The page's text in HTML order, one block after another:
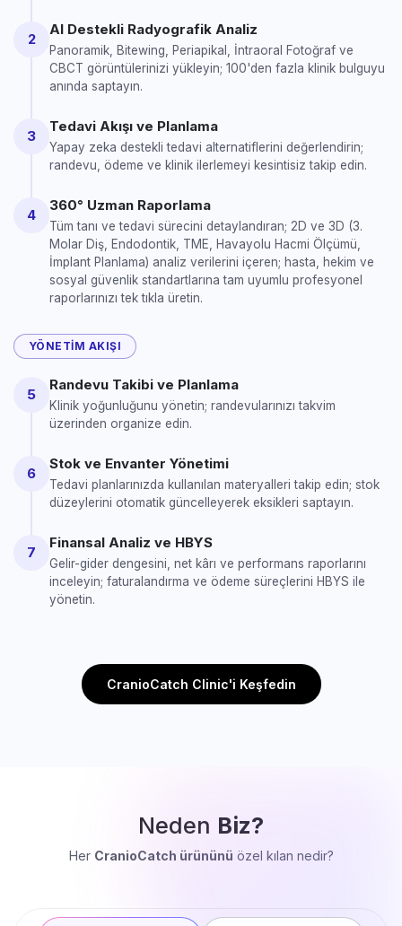
2
AI Destekli Radyografik Analiz
Panoramik, Bitewing, Periapikal, İntraoral Fotoğraf ve
CBCT görüntülerinizi yükleyin; 100'den fazla klinik bulguyu
anında saptayın.
3
Tedavi Akışı ve Planlama
Yapay zeka destekli tedavi alternatiflerini değerlendirin;
randevu, ödeme ve klinik ilerlemeyi kesintisiz takip edin.
4
360° Uzman Raporlama
Tüm tanı ve tedavi sürecini detaylandıran; 2D ve 3D (3.
Molar Diş, Endodontik, TME, Havayolu Hacmi Ölçümü,
İmplant Planlama) analiz verilerini içeren; hasta, hekim ve
sosyal güvenlik standartlarına tam uyumlu profesyonel
raporlarınızı tek tıkla üretin.
YÖNETIM AKIŞI
5
Randevu Takibi ve Planlama
Klinik yoğunluğunu yönetin; randevularınızı takvim
üzerinden organize edin.
6
Stok ve Envanter Yönetimi
Tedavi planlarınızda kullanılan materyalleri takip edin; stok
düzeylerini otomatik güncelleyerek eksikleri saptayın.
7
Finansal Analiz ve HBYS
Gelir-gider dengesini, net kârı ve performans raporlarını
inceleyin; faturalandırma ve ödeme süreçlerini HBYS ile
yönetin.
CranioCatch Clinic'i Keşfedin
Neden Biz?
Her CranioCatch ürününü özel kılan nedir?